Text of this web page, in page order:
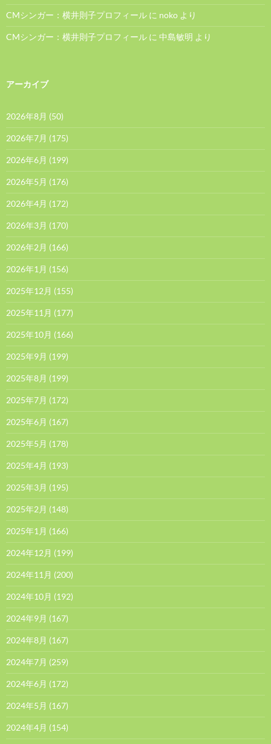
CMシンガー：横井則子プロフィール に noko より
CMシンガー：横井則子プロフィール に 中島敏明 より
アーカイブ
2026年8月 (50)
2026年7月 (175)
2026年6月 (199)
2026年5月 (176)
2026年4月 (172)
2026年3月 (170)
2026年2月 (166)
2026年1月 (156)
2025年12月 (155)
2025年11月 (177)
2025年10月 (166)
2025年9月 (199)
2025年8月 (199)
2025年7月 (172)
2025年6月 (167)
2025年5月 (178)
2025年4月 (193)
2025年3月 (195)
2025年2月 (148)
2025年1月 (166)
2024年12月 (199)
2024年11月 (200)
2024年10月 (192)
2024年9月 (167)
2024年8月 (167)
2024年7月 (259)
2024年6月 (172)
2024年5月 (167)
2024年4月 (154)